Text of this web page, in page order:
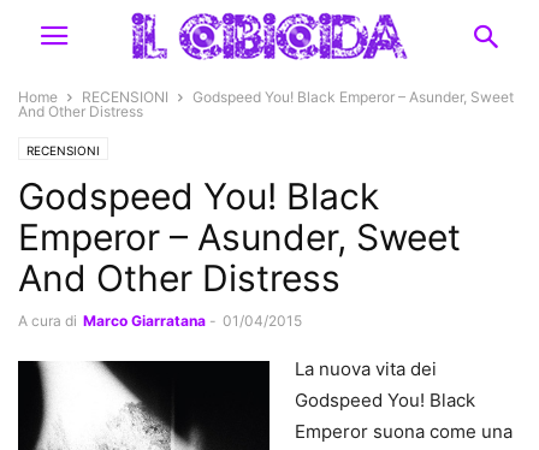
Home RECENSIONI
Godspeed You! Black Emperor – Asunder, Sweet
And Other Distress
RECENSIONI
Godspeed You! Black
Emperor – Asunder, Sweet
And Other Distress
A cura di Marco Giarratana - 01/04/2015
La nuova vita dei
Godspeed You! Black
Emperor suona come una